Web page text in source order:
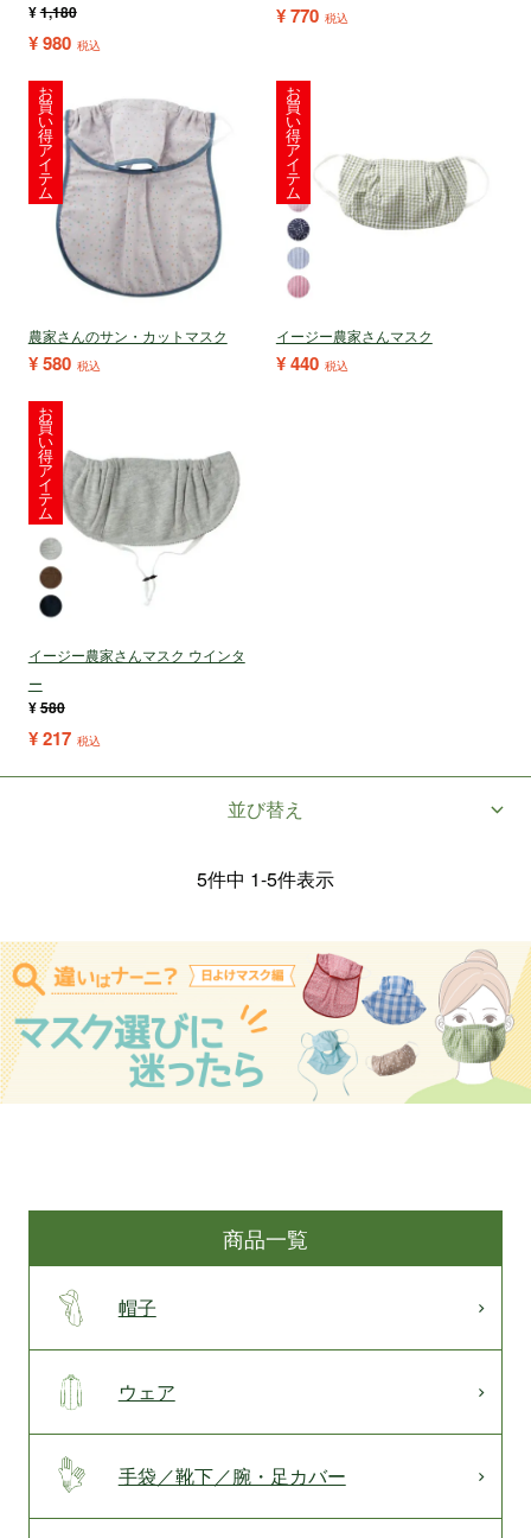
¥1,180
¥980 税込
¥770 税込
お
買
い
得
ア
イ
テ
ム
農家さんのサン・カットマスク
¥580 税込
お
買
い
得
ア
イ
テ
ム
イージー農家さんマスク
¥440 税込
お
買
い
得
ア
イ
テ
ム
イージー農家さんマスク ウインタ
ー
¥580
¥217 税込
並び替え
5件中 1-5件表示
商品一覧
帽子
ウェア
手袋／靴下／腕・足カバー